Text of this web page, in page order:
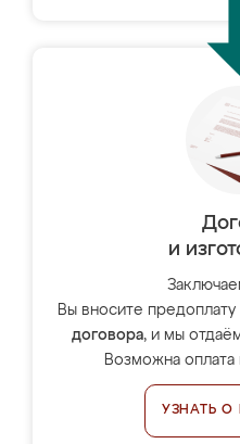
и
Вы вносите
договора, и мы
Возможна оплата
УЗНАТЬ О